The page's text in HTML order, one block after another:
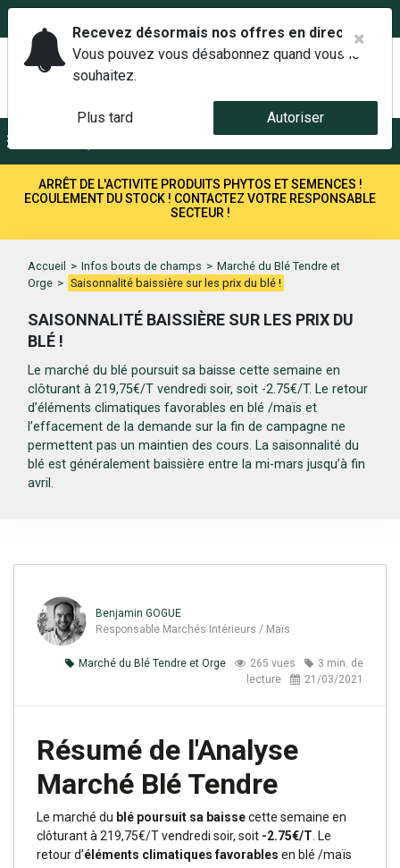
ARRÊT DE L'ACTIVITE PRODUITS PHYTOS ET SEMENCES !
ECOULEMENT DU STOCK ! CONTACTEZ VOTRE RESPONSABLE
SECTEUR !
Accueil > Infos bouts de champs > Marché du Blé Tendre et
Orge > Saisonnalité baissière sur les prix du blé !
SAISONNALITÉ BAISSIÈRE SUR LES PRIX DU
BLÉ !
Le marché du blé poursuit sa baisse cette semaine en
clôturant à 219,75€/T vendredi soir, soit -2.75€/T. Le retour
d’éléments climatiques favorables en blé /maïs et
l’effacement de la demande sur la fin de campagne ne
permettent pas un maintien des cours. La saisonnalité du
blé est généralement baissière entre la mi-mars jusqu’à fin
avril.
Benjamin GOGUE
Responsable Marchés Intérieurs / Maïs
Marché du Blé Tendre et Orge 265 vues
3 min. de
lecture
21/03/2021
Résumé de l'Analyse
Marché Blé Tendre
Le marché du blé poursuit sa baissecette semaine en
clôturant à 219,75€/T vendredi soir, soit -2.75€/T . Le
retour d’éléments climatiques favorables en blé /maïs
Recevez désormais nos offres en direct.
Vous pouvez vous désabonnez quand vous le
souhaitez.
Plus tard Autoriser